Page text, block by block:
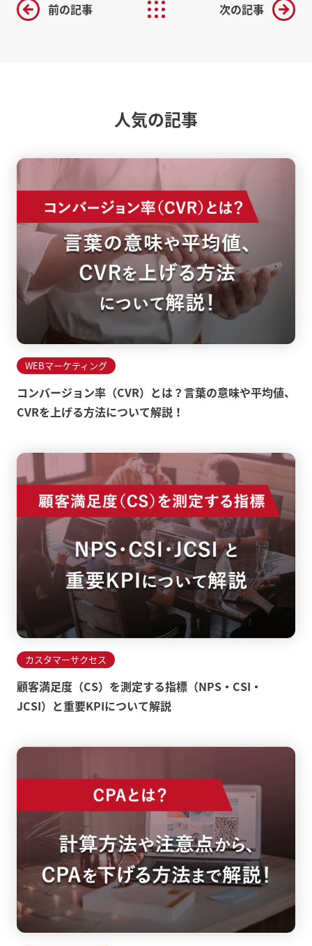
前の記事 次の記事
人気の記事
WEBマーケティング
コンバージョン率（CVR）とは？言葉の意味や平均値、
CVRを上げる方法について解説！
カスタマーサクセス
顧客満足度（CS）を測定する指標（NPS・CSI・
JCSI）と重要KPIについて解説